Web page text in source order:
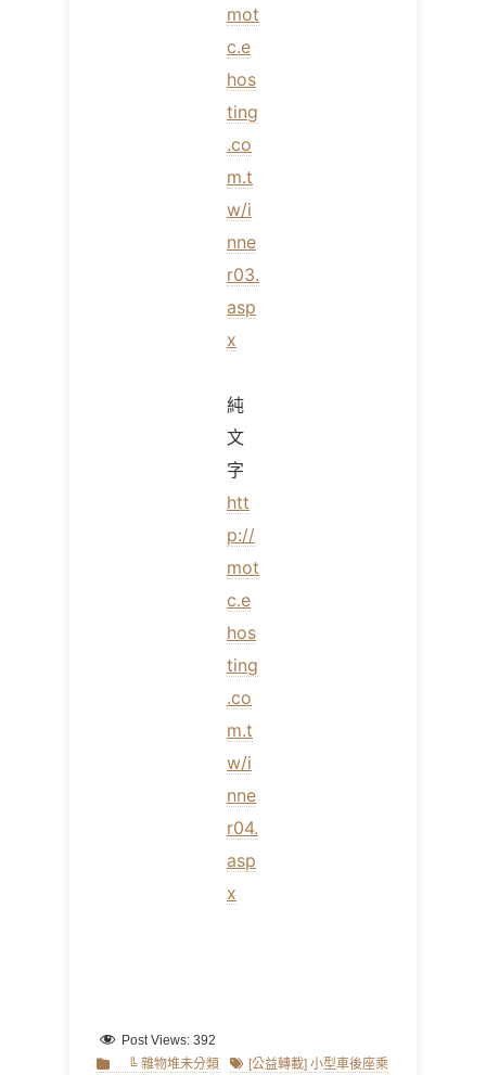
mot
c.e
hos
ting
.co
m.t
w/i
nne
r03.
asp
x
純
文
字
htt
p://
mot
c.e
hos
ting
.co
m.t
w/i
nne
r04.
asp
x
Post Views: 392
Categories
╚ 雜物堆未分類 Tags[公益轉載] 小型車後座乘